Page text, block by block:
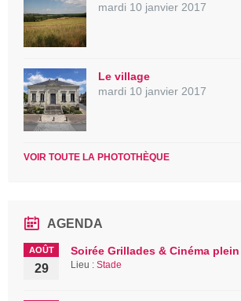
mardi 10 janvier 2017
Le village
mardi 10 janvier 2017
VOIR TOUTE LA PHOTOTHÈQUE
AGENDA
AOÛT
29
Soirée Grillades & Cinéma
Lieu : Stade